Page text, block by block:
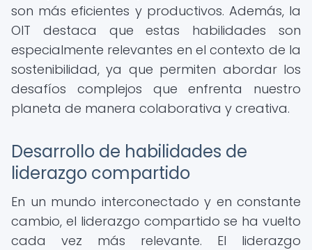
son más eficientes y productivos. Además, la
OIT destaca que estas habilidades son
especialmente relevantes en el contexto de la
sostenibilidad, ya que permiten abordar los
desafíos complejos que enfrenta nuestro
planeta de manera colaborativa y creativa.
Desarrollo de habilidades de
liderazgo compartido
En un mundo interconectado y en constante
cambio, el liderazgo compartido se ha vuelto
cada vez más relevante. El liderazgo